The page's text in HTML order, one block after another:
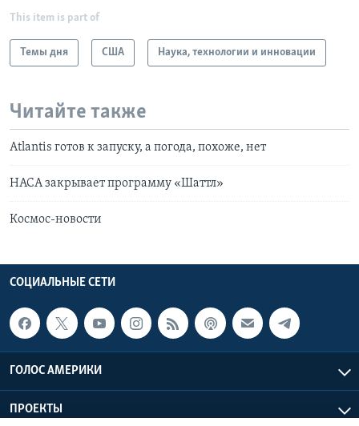
This item is part of
Темы дня США Наука, технологии и инновации
Читайте также
Atlantis готов к запуску, а погода, похоже, нет
НАСА закрывает программу «Шаттл»
Космос-новости
СОЦИАЛЬНЫЕ СЕТИ
ГОЛОС АМЕРИКИ
ПРОЕКТЫ